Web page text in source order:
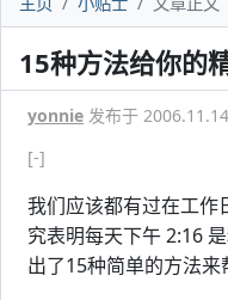
15种方法给你的
yonnie 发布于
[-]
我们应该都有过在工作
究表明每天下午 2:16
出了15种简单的方法来